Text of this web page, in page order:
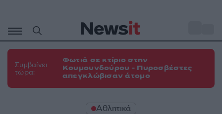
περιεχόμενο
Συμβαίνει
τώρα:
Φωτιά σε κτίριο στην
Κουμουνδούρου - Πυροσβέστες
απεγκλώβισαν άτομο
Αθλητικά